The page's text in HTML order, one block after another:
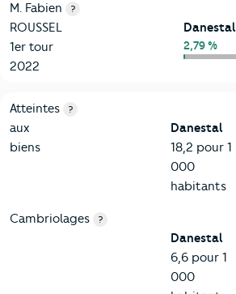
M. Fabien
ROUSSEL
1er tour
2022
?
Danestal
2,79 %
7-Sécurité
Critères
Atteintes
aux
biens
?
Danestal
18,2 pour 1
000
habitants
Cambriolages ?
Danestal
6,6 pour 1
000